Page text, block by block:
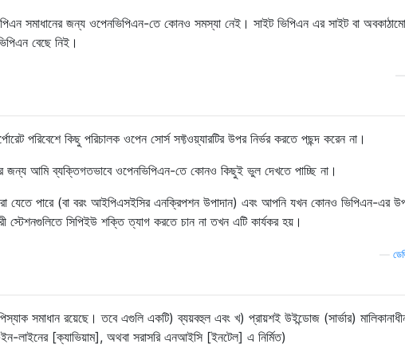
সমাধানের জন্য ওপেনভিপিএন-তে কোনও সমস্যা নেই। সাইট ভিপিএন এর সাইট বা
বেছে নিই।
পরিবেশে কিছু পরিচালক ওপেন সোর্স সফ্টওয়্যারটির উপর নির্ভর করতে পছন্দ করেন না।
জন্য আমি ব্যক্তিগতভাবে ওপেনভিপিএন-তে কোনও কিছুই ভুল দেখতে পাচ্ছি না।
যেতে পারে (বা বরং আইপিএসইসির এনক্রিপশন উপাদান) এবং আপনি যখন কোনও ভিপিএন-এর
স্টেশনগুলিতে সিপিইউ শক্তি ত্যাগ করতে চান না তখন এটি কার্যকর হয়।
সমাধান রয়েছে। তবে এগুলি একটি) ব্যয়বহুল এবং খ) প্রায়শই উইন্ডোজ (সার্ভার)
লাইনের [ক্যাভিয়াম], অথবা সরাসরি এনআইসি [ইনটেল] এ নির্মিত)